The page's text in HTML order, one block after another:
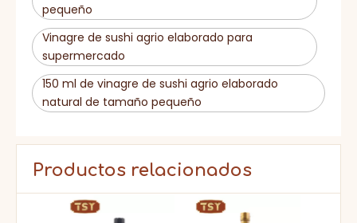
pequeño
Vinagre de sushi agrio elaborado para
supermercado
150 ml de vinagre de sushi agrio elaborado
natural de tamaño pequeño
Productos relacionados